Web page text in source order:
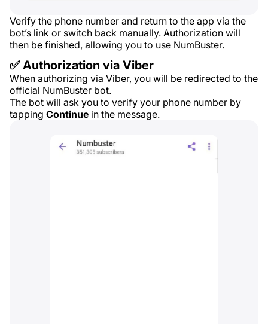
Verify the phone number and return to the app via the
bot’s link or switch back manually. Authorization will
then be finished, allowing you to use NumBuster.
✅ Authorization via Viber
When authorizing via Viber, you will be redirected to the
official NumBuster bot.
The bot will ask you to verify your phone number by
tapping Continue in the message.